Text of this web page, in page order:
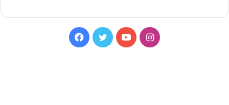
Facebook
TwitterYouTubeInstagram